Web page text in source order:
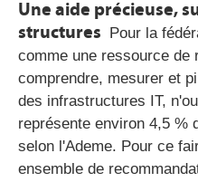
Une aide précieuse,
structures Pour la
comme une ressource de
comprendre, mesurer et
des infrastructures IT,
représente environ 4,5 %
selon l'Ademe. Pour ce
ensemble de